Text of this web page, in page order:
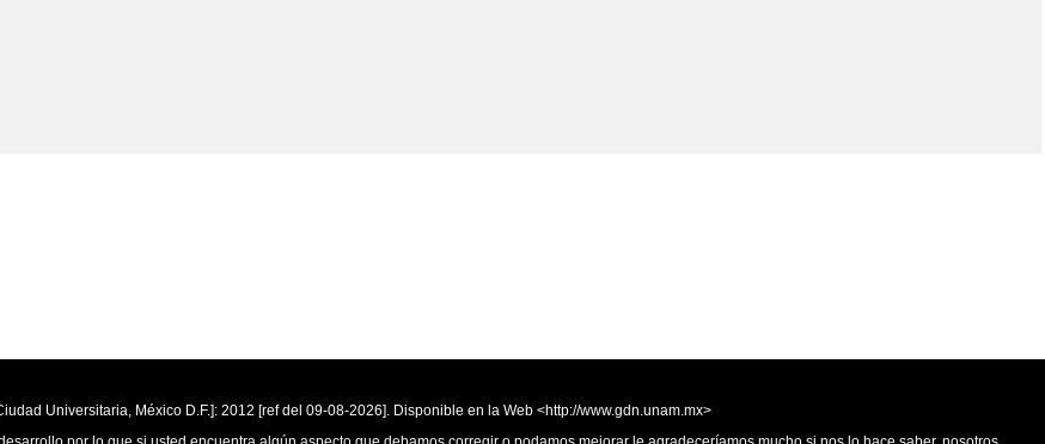
Universitaria, México D.F.]: 2012 [ref del 09-08-2026]. Disponible en la Web <http://www.gdn.unam.mx>